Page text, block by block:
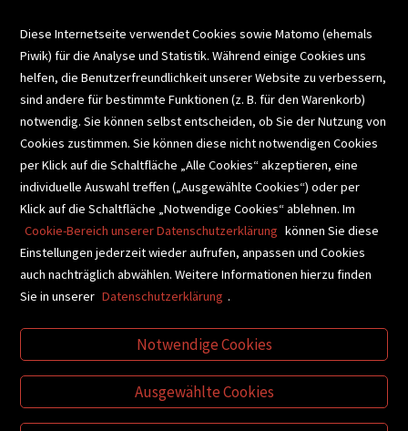
SCHULBUCHSERVICE
BUCHEMPFEHLUNGEN
BIBLIOTHEKSSERVICE
VIDEO-TIPPS
VERTRAG WIDERRUFEN
Diese Internetseite verwendet Cookies sowie Matomo (ehemals
Piwik) für die Analyse und Statistik. Während einige Cookies uns
helfen, die Benutzerfreundlichkeit unserer Website zu verbessern,
sind andere für bestimmte Funktionen (z. B. für den Warenkorb)
notwendig. Sie können selbst entscheiden, ob Sie der Nutzung von
Cookies zustimmen. Sie können diese nicht notwendigen Cookies
per Klick auf die Schaltfläche „Alle Cookies“ akzeptieren, eine
individuelle Auswahl treffen („Ausgewählte Cookies“) oder per
Klick auf die Schaltfläche „Notwendige Cookies“ ablehnen. Im
Cookie-Bereich unserer Datenschutzerklärung können Sie diese
Einstellungen jederzeit wieder aufrufen, anpassen und Cookies
auch nachträglich abwählen. Weitere Informationen hierzu finden
Sie in unserer Datenschutzerklärung .
Notwendige Cookies
Ausgewählte Cookies